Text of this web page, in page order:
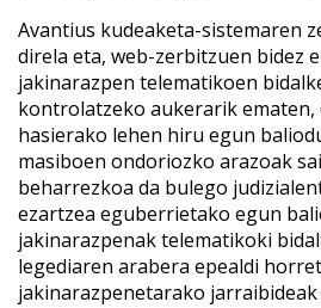
Avantius kudeaketa-sistemaren
direla eta, web-zerbitzuen bidez
jakinarazpen telematikoen
kontrolatzeko aukerarik
hasierako lehen hiru egun
masiboen ondoriozko arazoak
beharrezkoa da bulego
ezartzea eguberrietako egun
jakinarazpenak telematikoki
legediaren arabera epealdi
jakinarazpenetarako jarraibideak